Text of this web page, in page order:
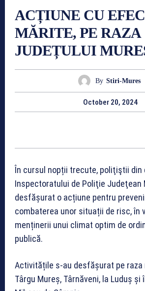
ACȚIUNE CU
MĂRITE, PE RAZA
JUDEȚULUI
By Stiri-Mures
October 20, 2024
În cursul nopții trecute, poliţiştii din
Inspectoratului de Poliţie Judeţean
desfășurat o acțiune pentru
combaterea unor situații de risc, în
menținerii unui climat optim de
publică.
Activitățile s-au desfășurat pe raza
Târgu Mureș, Târnăveni, la Luduș